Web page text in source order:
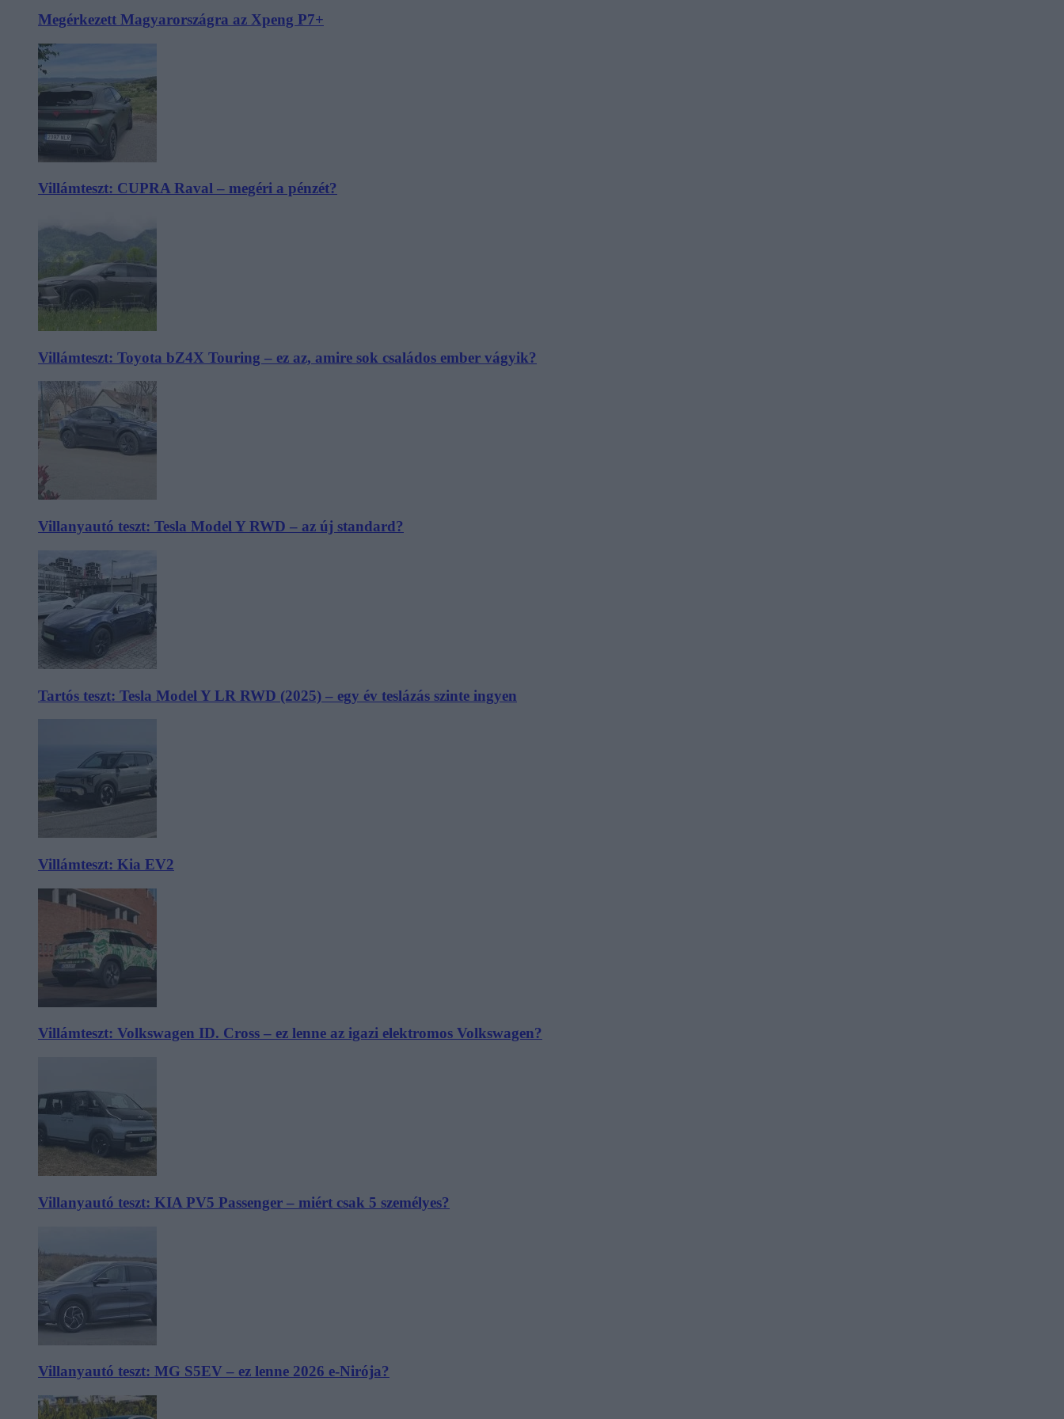
Megérkezett Magyarországra az Xpeng P7+
Villámteszt: CUPRA Raval – megéri a pénzét?
Villámteszt: Toyota bZ4X Touring – ez az, amire sok családos ember vágyik?
Villanyautó teszt: Tesla Model Y RWD – az új standard?
Tartós teszt: Tesla Model Y LR RWD (2025) – egy év teslázás szinte ingyen
Villámteszt: Kia EV2
Villámteszt: Volkswagen ID. Cross – ez lenne az igazi elektromos Volkswagen?
Villanyautó teszt: KIA PV5 Passenger – miért csak 5 személyes?
Villanyautó teszt: MG S5EV – ez lenne 2026 e-Nirója?